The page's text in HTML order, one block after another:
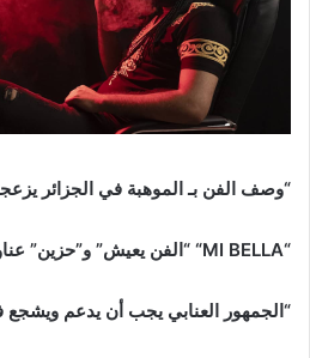
“وصف الفن بـ الموهبة في الجزائر
“
MI BELLA
“ “الفن يعيش” و”حزين”
“الجمهور العنابي يجب أن يدعم ويشجع